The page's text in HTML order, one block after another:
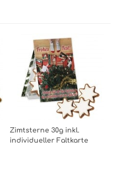
Zimtsterne 30g inkl.
individueller Faltkarte